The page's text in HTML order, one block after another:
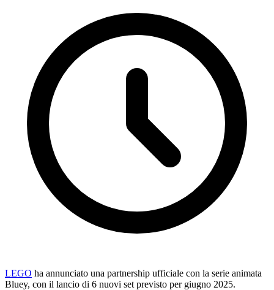
LEGO ha annunciato una partnership ufficiale con la serie animata
Bluey, con il lancio di 6 nuovi set previsto per giugno 2025.